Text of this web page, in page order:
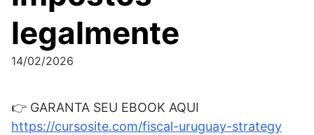
legalmente
14/02/2026
👉 GARANTA SEU EBOOK AQUI
https://cursosite.com/fiscal-uruguay-strategy